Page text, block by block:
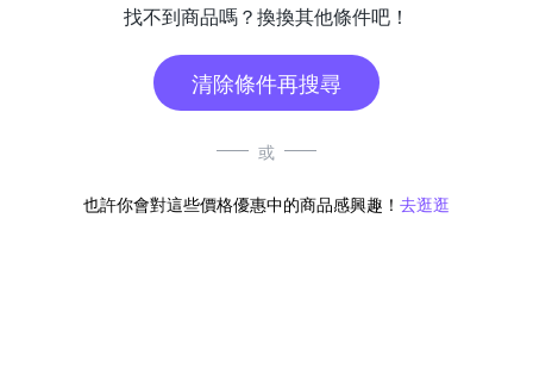
找不到商品嗎？換換其他條件吧！
清除條件再搜尋
或
也許你會對這些價格優惠中的商品感興趣！ 去逛逛